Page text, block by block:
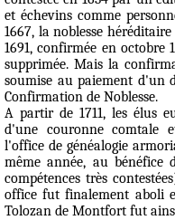
et échevins comme
1667, la noblesse
1691, confirmée en octobre
supprimée. Mais la
soumise au paiement d'un
Confirmation de Noblesse.
A partir de 1711, les élus
d'une couronne comtale
l'office de généalogie
même année, au bénéfice
compétences très
office fut finalement aboli
Tolozan de Montfort fut